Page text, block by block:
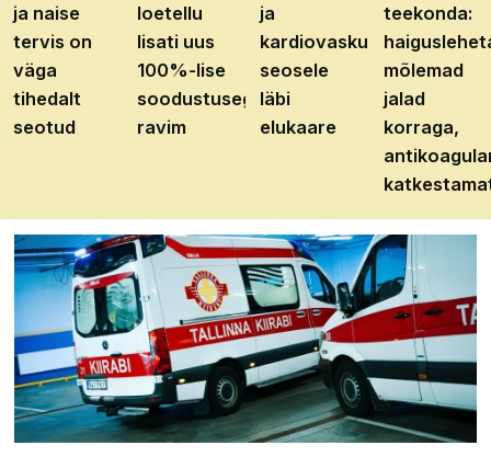
ja naise
tervis on
väga
tihedalt
seotud
loetellu
lisati uus
100%-lise
soodustusega
ravim
ja
kardiovaskulaarhaiguste
seosele
läbi
elukaare
teekonda:
mõlemad
jalad
korraga,